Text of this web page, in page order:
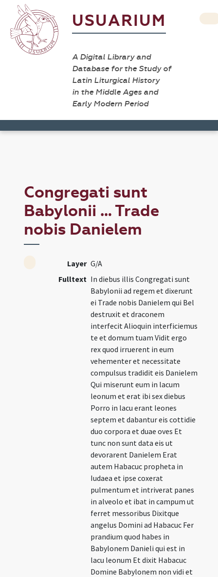
USUARIUM
A Digital Library and
Database for the Study of
Latin Liturgical History
in the Middle Ages and
Early Modern Period
Congregati sunt
Babylonii … Trade
nobis Danielem
Layer G/A
Fulltext In diebus illis Congregati sunt
Babylonii ad regem et dixerunt
ei Trade nobis Danielem qui Bel
destruxit et draconem
interfecit Alioquin interficiemus
te et domum tuam Vidit ergo
rex quod irruerent in eum
vehementer et necessitate
compulsus tradidit eis Danielem
Qui miserunt eum in lacum
leonum et erat ibi sex diebus
Porro in lacu erant leones
septem et dabantur eis cottidie
duo corpora et duae oves Et
tunc non sunt data eis ut
devorarent Danielem Erat
autem Habacuc propheta in
Iudaea et ipse coxerat
pulmentum et intriverat panes
in alveolo et ibat in campum ut
ferret messoribus Dixitque
angelus Domini ad Habacuc Fer
prandium quod habes in
Babylonem Danieli qui est in
lacu leonum Et dixit Habacuc
Domine Babylonem non vidi et